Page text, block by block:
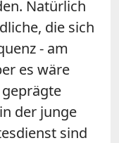
Natürlich
die sich
- am
es wäre
der junge
sind